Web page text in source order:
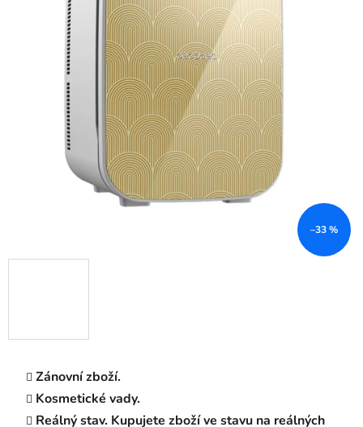
Zánovní zboží.
Kosmetické vady.
Reálný stav. Kupujete zboží ve stavu na reálných
–33 %